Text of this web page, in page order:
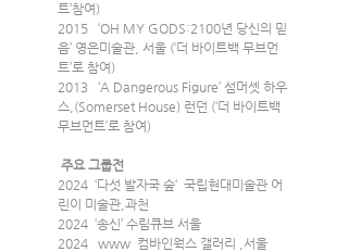
트’참여)
2015   ‘OH MY GODS:2100년 당신의 믿
음’ 영은미술관, 서울 (‘더 바이트백 무브먼
트’로 참여)
2013   ‘A Dangerous Figure’ 섬머셋 하우
스,(Somerset House) 런던 (‘더 바이트백
무브먼트’로 참여)
주요 그룹전
2024  ‘다섯 발자국 숲‘  국립현대미술관 어
린이 미술관,과천
2024  ‘송신’ 수림큐브 서울
2024   www  컴바인웍스 갤러리 ,서울